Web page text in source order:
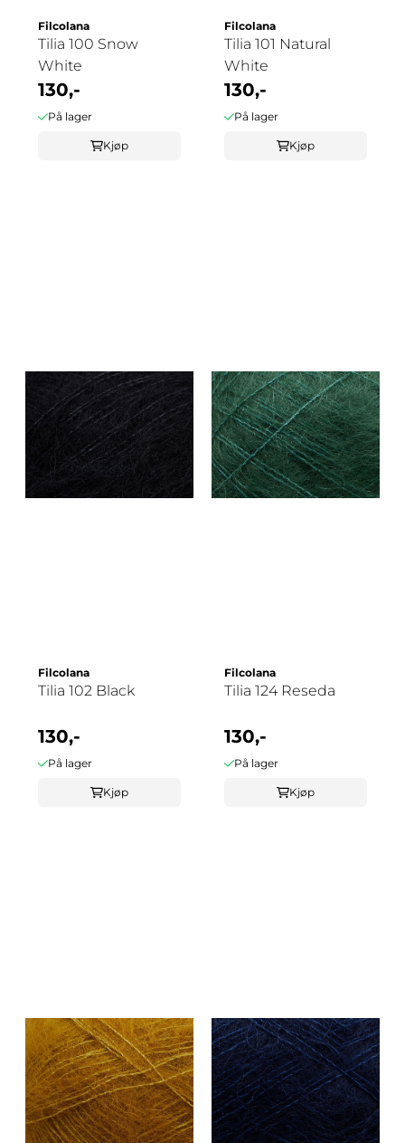
Filcolana
Tilia 100 Snow
White
130,-
På lager
Kjøp
Filcolana
Tilia 101 Natural
White
130,-
På lager
Kjøp
Filcolana
Tilia 102 Black
130,-
På lager
Kjøp
Filcolana
Tilia 124 Reseda
130,-
På lager
Kjøp